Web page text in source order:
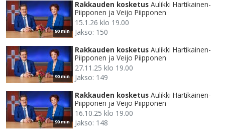
90 min
Rakkauden kosketus Aulikki Hartikainen-
Piipponen ja Veijo Piipponen
15.1.26 klo 19.00
Jakso: 150
90 min
Rakkauden kosketus Aulikki Hartikainen-
Piipponen ja Veijo Piipponen
27.11.25 klo 19.00
Jakso: 149
90 min
Rakkauden kosketus Aulikki Hartikainen-
Piipponen ja Veijo Piipponen
16.10.25 klo 19.00
Jakso: 148